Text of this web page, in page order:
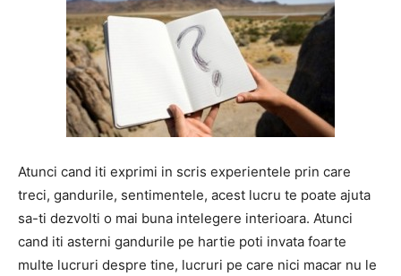
Atunci cand iti exprimi in scris experientele prin care
treci, gandurile, sentimentele, acest lucru te poate ajuta
sa-ti dezvolti o mai buna intelegere interioara. Atunci
cand iti asterni gandurile pe hartie poti invata foarte
multe lucruri despre tine, lucruri pe care nici macar nu le